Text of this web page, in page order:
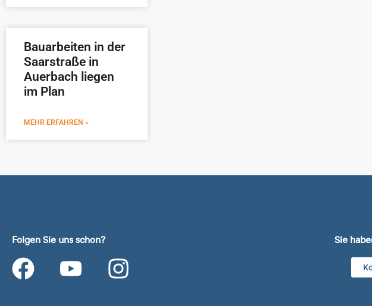
Bauarbeiten in der
Saarstraße in
Auerbach liegen
im Plan
MEHR ERFAHREN »
Folgen Sie uns schon? Sie